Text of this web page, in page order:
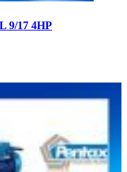
9/17 4HP